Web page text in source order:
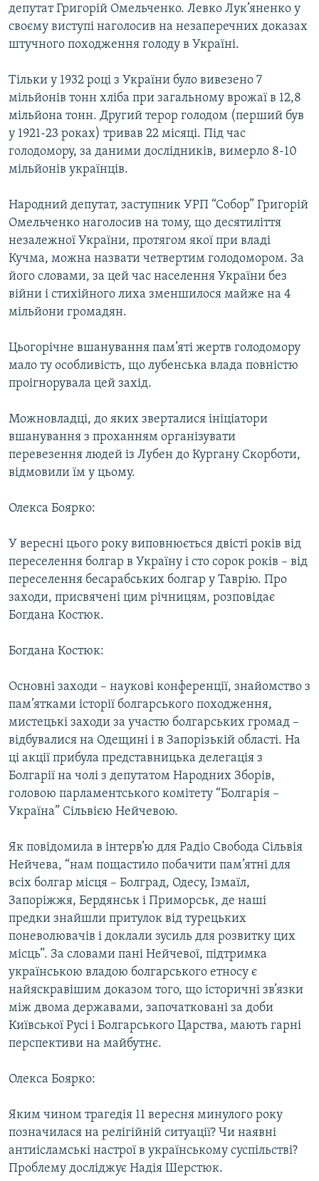
депутат Григорій Омельченко. Левко Лук’яненко у
своєму виступі наголосив на незаперечних доказах
штучного походження голоду в Україні.
Тільки у 1932 році з України було вивезено 7
мільйонів тонн хліба при загальному врожаї в 12,8
мільйона тонн. Другий терор голодом (перший був
у 1921-23 роках) тривав 22 місяці. Під час
голодомору, за даними дослідників, вимерло 8-10
мільйонів українців.
Народний депутат, заступник УРП “Собор” Григорій
Омельченко наголосив на тому, що десятиліття
незалежної України, протягом якої при владі
Кучма, можна назвати четвертим голодомором. За
його словами, за цей час населення України без
війни і стихійного лиха зменшилося майже на 4
мільйони громадян.
Цьогорічне вшанування пам’яті жертв голодомору
мало ту особливість, що лубенська влада повністю
проігнорувала цей захід.
Можновладці, до яких зверталися ініціатори
вшанування з проханням організувати
перевезення людей із Лубен до Кургану Скорботи,
відмовили їм у цьому.
Олекса Боярко:
У вересні цього року виповнюється двісті років від
переселення болгар в Україну і сто сорок років – від
переселення бесарабських болгар у Таврію. Про
заходи, присвячені цим річницям, розповідає
Богдана Костюк.
Богдана Костюк:
Основні заходи – наукові конференції, знайомство з
пам’ятками історії болгарського походження,
мистецькі заходи за участю болгарських громад –
відбувалися на Одещині і в Запорізькій області. На
ці акції прибула представницька делегація з
Болгарії на чолі з депутатом Народних Зборів,
головою парламентського комітету “Болгарія –
Україна” Сільвією Нейчевою.
Як повідомила в інтерв’ю для Радіо Свобода Сільвія
Нейчева, “нам пощастило побачити пам’ятні для
всіх болгар місця – Болград, Одесу, Ізмаїл,
Запоріжжя, Бердянськ і Приморськ, де наші
предки знайшли притулок від турецьких
поневолювачів і доклали зусиль для розвитку цих
місць”. За словами пані Нейчевої, підтримка
українською владою болгарського етносу є
найяскравішим доказом того, що історичні зв’язки
між двома державами, започатковані за доби
Київської Русі і Болгарського Царства, мають гарні
перспективи на майбутнє.
Олекса Боярко:
Яким чином трагедія 11 вересня минулого року
позначилася на релігійній ситуації? Чи наявні
антиісламські настрої в українському суспільстві?
Проблему досліджує Надія Шерстюк.